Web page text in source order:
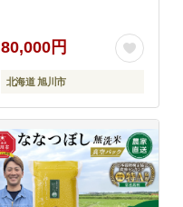
80,000円
北海道 旭川市